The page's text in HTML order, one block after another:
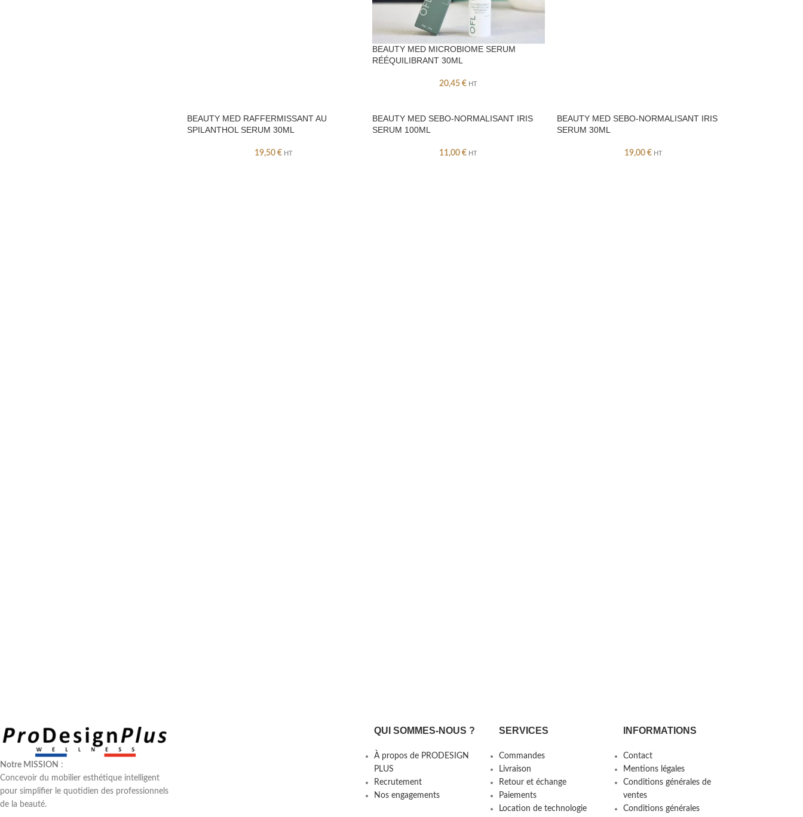
BEAUTY MED MICROBIOME SERUM
RÉÉQUILIBRANT 30ML
20,45€ HT
BEAUTY MED RAFFERMISSANT AU
SPILANTHOL SERUM 30ML
19,50 € HT
BEAUTY MED SEBO-NORMALISANT IRIS
SERUM 100ML
11,00€ HT
BEAUTY MED SEBO-NORMALISANT IRIS
SERUM 30ML
19,00€ HT
Notre MISSION :
Concevoir du mobilier esthétique intelligent
pour simplifier le quotidien des professionnels
de la beauté.
QUI SOMMES-NOUS ?
À propos de PRODESIGN
PLUS
Recrutement
Nos engagements
SERVICES
Commandes
Livraison
Retour et échange
Paiements
Location de technologie
INFORMATIONS
Contact
Mentions légales
Conditions générales de
ventes
Conditions générales